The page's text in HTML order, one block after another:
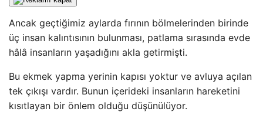
Ancak geçtiğimiz aylarda fırının bölmelerinden birinde
üç insan kalıntısının bulunması, patlama sırasında evde
hâlâ insanların yaşadığını akla getirmişti.
Bu ekmek yapma yerinin kapısı yoktur ve avluya açılan
tek çıkışı vardır. Bunun içerideki insanların hareketini
kısıtlayan bir önlem olduğu düşünülüyor.